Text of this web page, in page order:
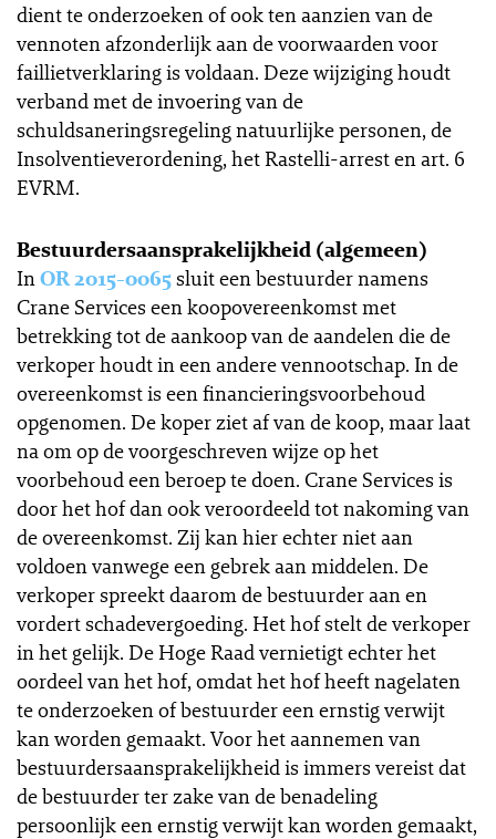
dient te onderzoeken of ook ten aanzien van de
vennoten afzonderlijk aan de voorwaarden voor
faillietverklaring is voldaan. Deze wijziging houdt
verband met de invoering van de
schuldsaneringsregeling natuurlijke personen, de
Insolventieverordening, het Rastelli-arrest en art. 6
EVRM.
Bestuurdersaansprakelijkheid (algemeen)
InOR 2015-0065sluit een bestuurder namens
Crane Services een koopovereenkomst met
betrekking tot de aankoop van de aandelen die de
verkoper houdt in een andere vennootschap. In de
overeenkomst is een financieringsvoorbehoud
opgenomen. De koper ziet af van de koop, maar laat
na om op de voorgeschreven wijze op het
voorbehoud een beroep te doen. Crane Services is
door het hof dan ook veroordeeld tot nakoming van
de overeenkomst. Zij kan hier echter niet aan
voldoen vanwege een gebrek aan middelen. De
verkoper spreekt daarom de bestuurder aan en
vordert schadevergoeding. Het hof stelt de verkoper
in het gelijk. De Hoge Raad vernietigt echter het
oordeel van het hof, omdat het hof heeft nagelaten
te onderzoeken of bestuurder een ernstig verwijt
kan worden gemaakt. Voor het aannemen van
bestuurdersaansprakelijkheid is immers vereist dat
de bestuurder ter zake van de benadeling
persoonlijk een ernstig verwijt kan worden gemaakt,